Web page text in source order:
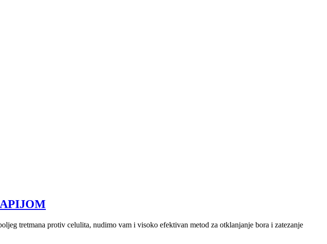
protiv celulita, nudimo vam i visoko efektivan metod za otklanjanje bora i zatezanje